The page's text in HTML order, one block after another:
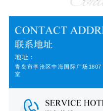
地址：
青岛市李沧区中海国际广场1807
室